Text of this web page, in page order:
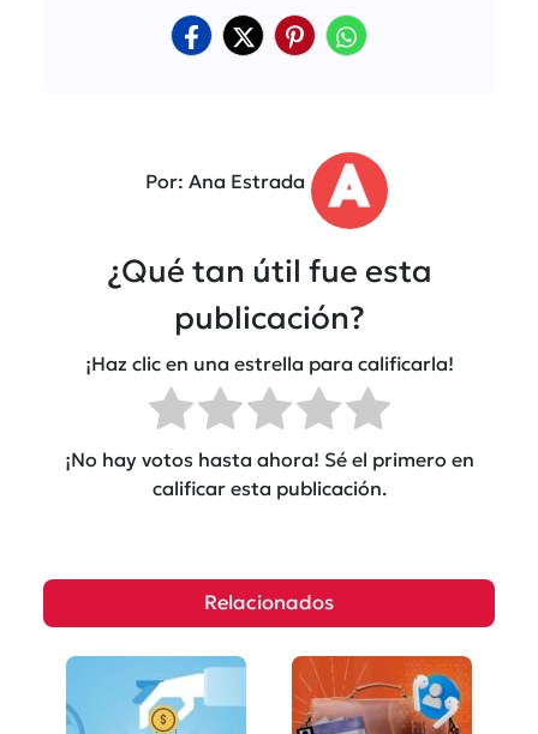
Por: Ana Estrada
¿Qué tan útil fue esta
publicación?
¡Haz clic en una estrella para calificarla!
¡No hay votos hasta ahora! Sé el primero en
calificar esta publicación.
Relacionados